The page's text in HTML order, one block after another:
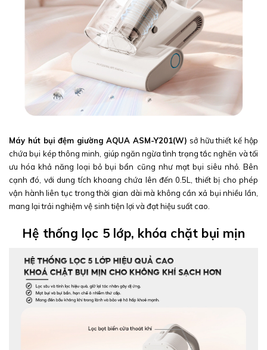
Máy hút bụi đệm giường AQUA ASM-Y201(W) sở hữu thiết kế hộp
chứa bụi kép thông minh, giúp ngăn ngừa tình trạng tắc nghẽn và tối
ưu hóa khả năng loại bỏ bụi bẩn cũng như mạt bụi siêu nhỏ. Bên
cạnh đó, với dung tích khoang chứa lên đến 0.5L, thiết bị cho phép
vận hành liên tục trong thời gian dài mà không cần xả bụi nhiều lần,
mang lại trải nghiệm vệ sinh tiện lợi và đạt hiệu suất cao.
Hệ thống lọc 5 lớp, khóa chặt bụi mịn